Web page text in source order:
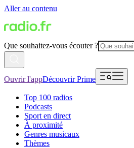
Aller au contenu
Que souhaitez-vous écouter ?
Ouvrir l'appDécouvrir Prime
Top 100 radios
Podcasts
Sport en direct
À proximité
Genres musicaux
Thèmes